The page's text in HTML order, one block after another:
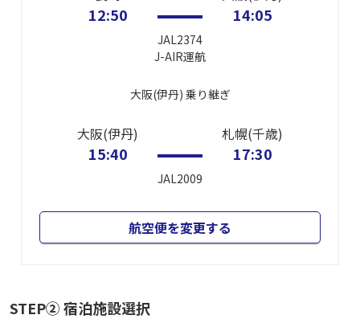
12:50
JAL2374
J-AIR運航
14:05
大阪(伊丹) 乗り継ぎ
大阪(伊丹)
15:40
JAL2009
札幌(千歳)
17:30
航空便を変更する
STEP② 宿泊施設選択